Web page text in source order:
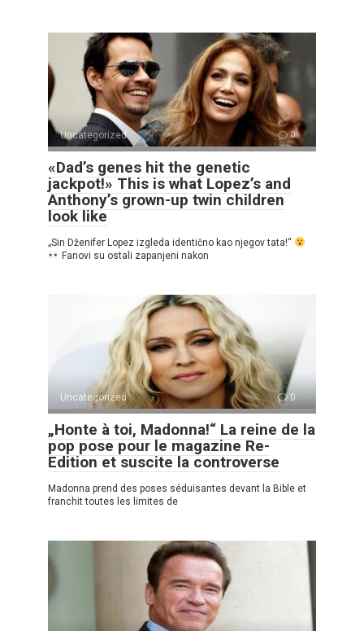
Uncategorized 0
«Dad’s genes hit the genetic
jackpot!» This is what Lopez’s and
Anthony’s grown-up twin children
look like
„Sin Dženifer Lopez izgleda identično kao njegov tata!“
Fanovi su ostali zapanjeni nakon
Uncategorized 0
„Honte à toi, Madonna!“ La reine de la
pop pose pour le magazine Re-
Edition et suscite la controverse
Madonna prend des poses séduisantes devant la Bible et
franchit toutes les limites de